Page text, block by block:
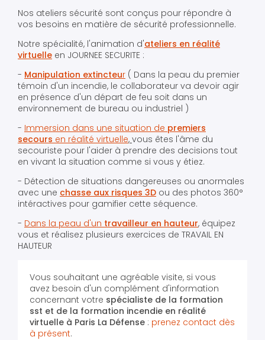
Nos ateliers sécurité sont conçus pour répondre à
vos besoins en matière de sécurité professionnelle.
Notre spécialité, l'animation d'ateliers en réalité
virtuelle en JOURNEE SECURITE :
- Manipulation extincteur ( Dans la peau du premier
témoin d'un incendie, le collaborateur va devoir agir
en présence d'un départ de feu soit dans un
environnement de bureau ou industriel )
- Immersion dans une situation de premiers
secours en réalité virtuelle, vous êtes l'âme du
secouriste pour l'aider à prendre des decisions tout
en vivant la situation comme si vous y étiez.
- Détection de situations dangereuses ou anormales
avec une chasse aux risques 3D ou des photos 360°
intéractives pour gamifier cette séquence.
- Dans la peau d'un travailleur en hauteur, équipez
vous et réalisez plusieurs exercices de TRAVAIL EN
HAUTEUR
Vous souhaitant une agréable visite, si vous
avez besoin d'un complément d'information
concernant votre spécialiste de la formation
sst et de la formation incendie en réalité
virtuelle à Paris La Défense : prenez contact dès
à présent.